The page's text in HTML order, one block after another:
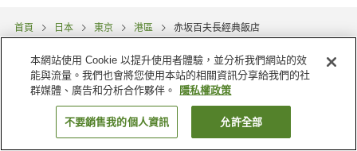
首頁 日本 東京 港區 赤坂百夫長經典飯店
找客房
本網站使用 Cookie 以提升使用者體驗，並分析我們網站的效
能與流量。我們也會將您使用本站的相關資訊分享給我們的社
群媒體、廣告和分析合作夥伴。
隱私權政策
不要銷售我的個人資訊 允許全部